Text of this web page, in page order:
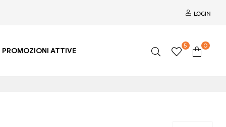
LOGIN
PROMOZIONI ATTIVE
5 0